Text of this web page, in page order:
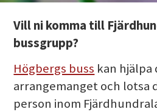
Vill ni komma till
bussgrupp?
Högbergs buss kan hjälpa
arrangemanget och lotsa
person inom